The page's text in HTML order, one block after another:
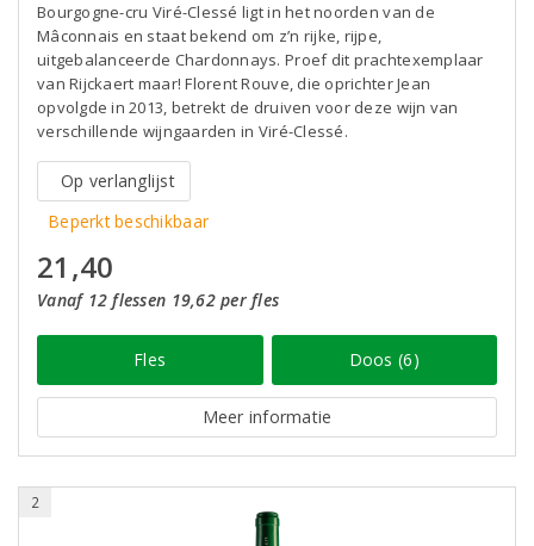
Bourgogne-cru Viré-Clessé ligt in het noorden van de
Mâconnais en staat bekend om z’n rijke, rijpe,
uitgebalanceerde Chardonnays. Proef dit prachtexemplaar
van Rijckaert maar! Florent Rouve, die oprichter Jean
opvolgde in 2013, betrekt de druiven voor deze wijn van
verschillende wijngaarden in Viré-Clessé.
Op verlanglijst
Beperkt beschikbaar
21,40
Vanaf 12 flessen 19,62 per fles
Fles Doos (6)
Meer informatie
2